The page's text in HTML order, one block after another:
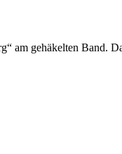
am gehäkelten Band.